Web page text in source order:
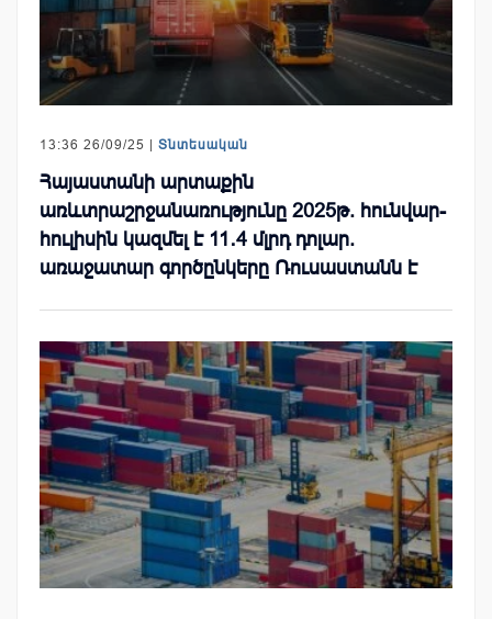
13:36 26/09/25 | Տնտեսական
Հայաստանի արտաքին
առևտրաշրջանառությունը 2025թ. հունվար-
հուլիսին կազմել է 11․4 մլրդ դոլար.
առաջատար գործընկերը Ռուսաստանն է